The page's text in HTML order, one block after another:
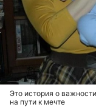
Это история о
на пути к мечте